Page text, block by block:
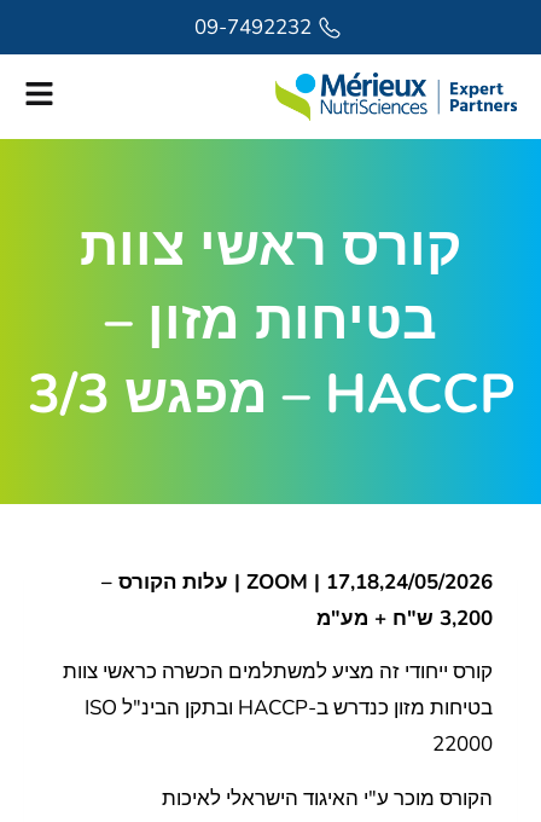
09-7492232
קורס ראשי צוות
בטיחות מזון –
HACCP – מפגש 3/3
17,18,24/05/2026 | ZOOM | עלות הקורס –
3,200 ש"ח + מע"מ
קורס ייחודי זה מציע למשתלמים הכשרה כראשי צוות
בטיחות מזון כנדרש ב-HACCP ובתקן הבינ"ל ISO
22000
הקורס מוכר ע"י האיגוד הישראלי לאיכות